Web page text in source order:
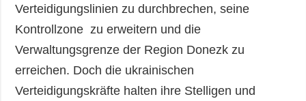
Verteidigungslinien zu durchbrechen, seine
Kontrollzone zu erweitern und die
Verwaltungsgrenze der Region Donezk zu
erreichen. Doch die ukrainischen
Verteidigungskräfte halten ihre Stelligen und